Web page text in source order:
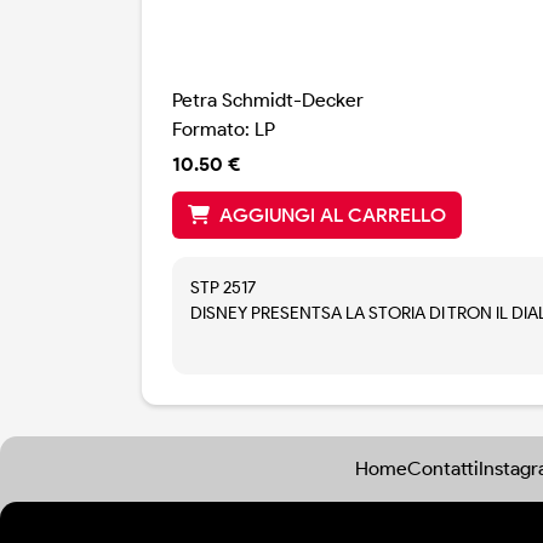
Petra Schmidt-Decker
Formato: LP
10.50 €
AGGIUNGI AL CARRELLO
STP 2517
DISNEY PRESENTSA LA STORIA DI TRON IL
HomeContatti